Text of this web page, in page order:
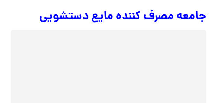
جامعه مصرف کننده مایع دستشویی